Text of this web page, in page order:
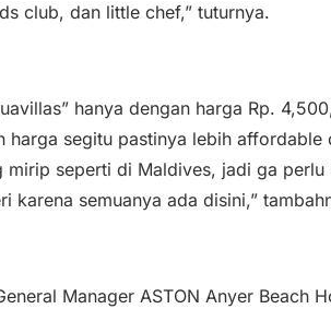
club, dan little chef,” tuturnya.
hanya dengan harga Rp.
harga segitu pastinya lebih affordable
mirip seperti di Maldives, jadi ga
karena semuanya ada disini,”
Manager ASTON Anyer Beach